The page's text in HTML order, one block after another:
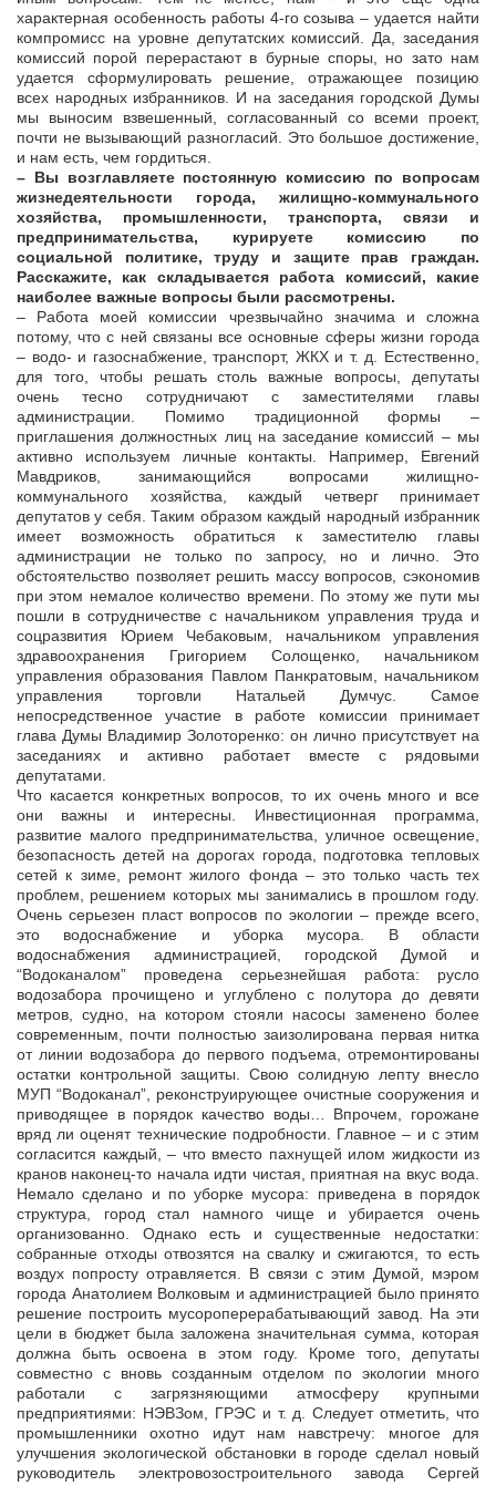
характерная особенность работы 4-го созыва – удается найти
компромисс на уровне депутатских комиссий. Да, заседания
комиссий порой перерастают в бурные споры, но зато нам
удается сформулировать решение, отражающее позицию
всех народных избранников. И на заседания городской Думы
мы выносим взвешенный, согласованный со всеми проект,
почти не вызывающий разногласий. Это большое достижение,
и нам есть, чем гордиться.
– Вы возглавляете постоянную комиссию по вопросам
жизнедеятельности города, жилищно-коммунального
хозяйства, промышленности, транспорта, связи и
предпринимательства, курируете комиссию по
социальной политике, труду и защите прав граждан.
Расскажите, как складывается работа комиссий, какие
наиболее важные вопросы были рассмотрены.
– Работа моей комиссии чрезвычайно значима и сложна
потому, что с ней связаны все основные сферы жизни города
– водо- и газоснабжение, транспорт, ЖКХ и т. д. Естественно,
для того, чтобы решать столь важные вопросы, депутаты
очень тесно сотрудничают с заместителями главы
администрации. Помимо традиционной формы –
приглашения должностных лиц на заседание комиссий – мы
активно используем личные контакты. Например, Евгений
Мавдриков, занимающийся вопросами жилищно-
коммунального хозяйства, каждый четверг принимает
депутатов у себя. Таким образом каждый народный избранник
имеет возможность обратиться к заместителю главы
администрации не только по запросу, но и лично. Это
обстоятельство позволяет решить массу вопросов, сэкономив
при этом немалое количество времени. По этому же пути мы
пошли в сотрудничестве с начальником управления труда и
соцразвития Юрием Чебаковым, начальником управления
здравоохранения Григорием Солощенко, начальником
управления образования Павлом Панкратовым, начальником
управления торговли Натальей Думчус. Самое
непосредственное участие в работе комиссии принимает
глава Думы Владимир Золоторенко: он лично присутствует на
заседаниях и активно работает вместе с рядовыми
депутатами.
Что касается конкретных вопросов, то их очень много и все
они важны и интересны. Инвестиционная программа,
развитие малого предпринимательства, уличное освещение,
безопасность детей на дорогах города, подготовка тепловых
сетей к зиме, ремонт жилого фонда – это только часть тех
проблем, решением которых мы занимались в прошлом году.
Очень серьезен пласт вопросов по экологии – прежде всего,
это водоснабжение и уборка мусора. В области
водоснабжения администрацией, городской Думой и
“Водоканалом” проведена серьезнейшая работа: русло
водозабора прочищено и углублено с полутора до девяти
метров, судно, на котором стояли насосы заменено более
современным, почти полностью заизолирована первая нитка
от линии водозабора до первого подъема, отремонтированы
остатки контрольной защиты. Свою солидную лепту внесло
МУП “Водоканал”, реконструирующее очистные сооружения и
приводящее в порядок качество воды… Впрочем, горожане
вряд ли оценят технические подробности. Главное – и с этим
согласится каждый, – что вместо пахнущей илом жидкости из
кранов наконец-то начала идти чистая, приятная на вкус вода.
Немало сделано и по уборке мусора: приведена в порядок
структура, город стал намного чище и убирается очень
организованно. Однако есть и существенные недостатки:
собранные отходы отвозятся на свалку и сжигаются, то есть
воздух попросту отравляется. В связи с этим Думой, мэром
города Анатолием Волковым и администрацией было принято
решение построить мусороперерабатывающий завод. На эти
цели в бюджет была заложена значительная сумма, которая
должна быть освоена в этом году. Кроме того, депутаты
совместно с вновь созданным отделом по экологии много
работали с загрязняющими атмосферу крупными
предприятиями: НЭВЗом, ГРЭС и т. д. Следует отметить, что
промышленники охотно идут нам навстречу: многое для
улучшения экологической обстановки в городе сделал новый
руководитель электровозостроительного завода Сергей